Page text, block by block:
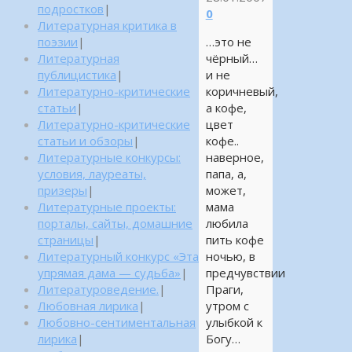
0
…это не
чёрный…
и не
коричневый,
а кофе,
цвет
кофе..
наверное,
папа, а,
может,
мама
любила
пить кофе
ночью, в
предчувствии
Праги,
утром с
улыбкой к
Богу…
подростков |
Литературная критика в
поэзии |
Литературная
публицистика |
Литературно-критические
статьи |
Литературно-критические
статьи и обзоры |
Литературные конкурсы:
условия, лауреаты,
призеры |
Литературные проекты:
порталы, сайты, домашние
страницы |
Литературный конкурс «Эта
упрямая дама — судьба» |
Литературоведение. |
Любовная лирика |
Любовно-сентиментальная
лирика |